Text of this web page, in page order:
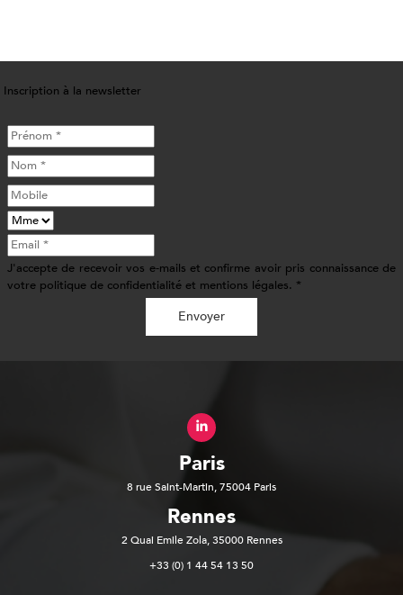
Inscription à la newsletter
J'accepte de recevoir vos e-mails et confirme avoir pris connaissance de
votre politique de confidentialité et mentions légales. *
Envoyer
Paris
8 rue Saint-Martin, 75004 Paris
Rennes
2 Quai Emile Zola, 35000 Rennes
+33 (0) 1 44 54 13 50